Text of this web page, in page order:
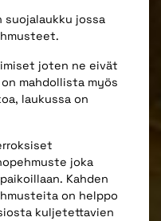
suojalaukku jossa
joten ne eivät
mahdollista myös
laukussa on
joka
Kahden
on helppo
kuljetettavien